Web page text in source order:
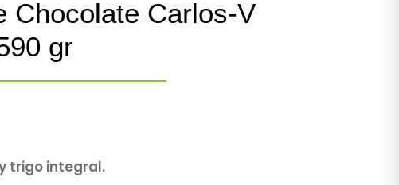
Chocolate Carlos-V
gr
trigo integral.